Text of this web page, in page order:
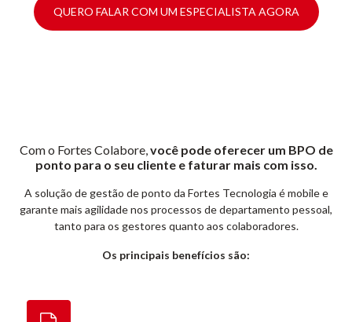
Com o Fortes Colabore, você pode oferecer um BPO de
ponto para o seu cliente e faturar mais com isso.
A solução de gestão de ponto da Fortes Tecnologia é mobile e
garante mais agilidade nos processos de departamento pessoal,
tanto para os gestores quanto aos colaboradores.
Os principais benefícios são: